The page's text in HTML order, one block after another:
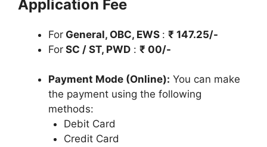
Application Fee
For General, OBC, EWS : ₹ 147.25/-
For SC / ST, PWD : ₹ 00/-
Payment Mode (Online): You can make
the payment using the following
methods:
Debit Card
Credit Card